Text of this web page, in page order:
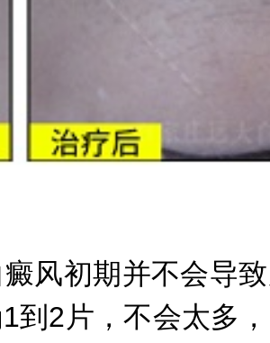
初期并不会导致
到2片，不会太多